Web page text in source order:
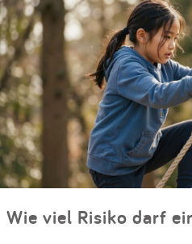
Wie viel Risiko darf